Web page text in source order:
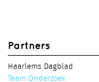
Partners
Haarlems Dagblad
Team Onderzoek